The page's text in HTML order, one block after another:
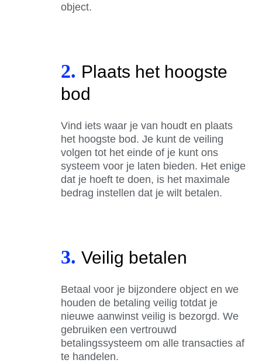
object.
2. Plaats het hoogste
bod
Vind iets waar je van houdt en plaats
het hoogste bod. Je kunt de veiling
volgen tot het einde of je kunt ons
systeem voor je laten bieden. Het enige
dat je hoeft te doen, is het maximale
bedrag instellen dat je wilt betalen.
3. Veilig betalen
Betaal voor je bijzondere object en we
houden de betaling veilig totdat je
nieuwe aanwinst veilig is bezorgd. We
gebruiken een vertrouwd
betalingssysteem om alle transacties af
te handelen.